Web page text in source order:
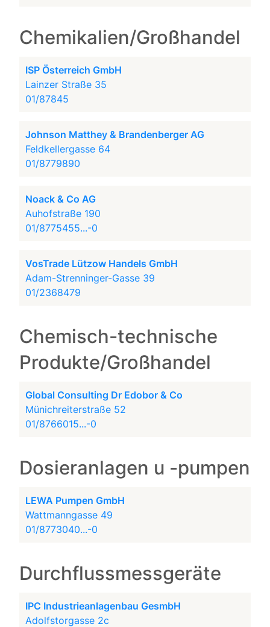
Chemikalien/Großhandel
ISP Österreich GmbH
Lainzer Straße 35
01/87845
Johnson Matthey & Brandenberger AG
Feldkellergasse 64
01/8779890
Noack & Co AG
Auhofstraße 190
01/8775455...-0
VosTrade Lützow Handels GmbH
Adam-Strenninger-Gasse 39
01/2368479
Chemisch-technische
Produkte/Großhandel
Global Consulting Dr Edobor & Co
Münichreiterstraße 52
01/8766015...-0
Dosieranlagen u -pumpen
LEWA Pumpen GmbH
Wattmanngasse 49
01/8773040...-0
Durchflussmessgeräte
IPC Industrieanlagenbau GesmbH
Adolfstorgasse 2c